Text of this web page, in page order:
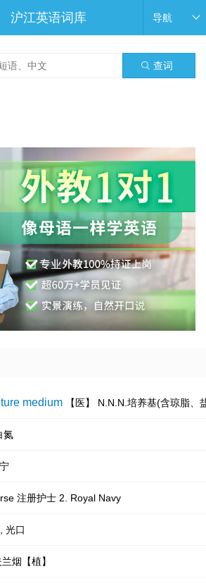
沪江英语词库 导航
查词
medium 【医】 N.N.N.培养基(含琼脂
氮
注册护士 2. Royal Navy
光口
烟【植】